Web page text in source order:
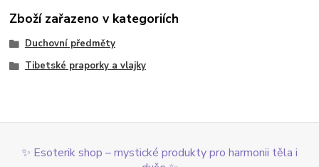
Zboží zařazeno v kategoriích
Duchovní předměty
Tibetské praporky a vlajky
✨ Esoterik shop – mystické produkty pro harmonii těla i